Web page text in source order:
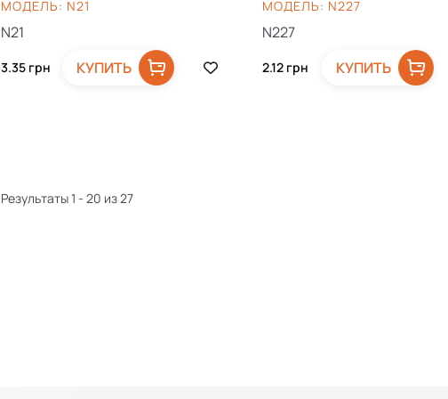
МОДЕЛЬ: N21
N21
3.35 грн КУПИТЬ
МОДЕЛЬ: N227
N227
2.12 грн КУПИТЬ
Результаты 1 - 20 из 27